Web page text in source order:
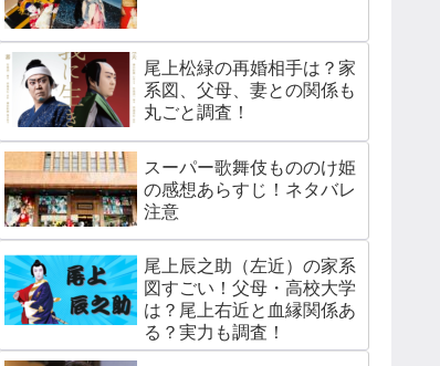
尾上松緑の再婚相手は？家
系図、父母、妻との関係も
丸ごと調査！
スーパー歌舞伎もののけ姫
の感想あらすじ！ネタバレ
注意
尾上辰之助（左近）の家系
図すごい！父母・高校大学
は？尾上右近と血縁関係あ
る？実力も調査！